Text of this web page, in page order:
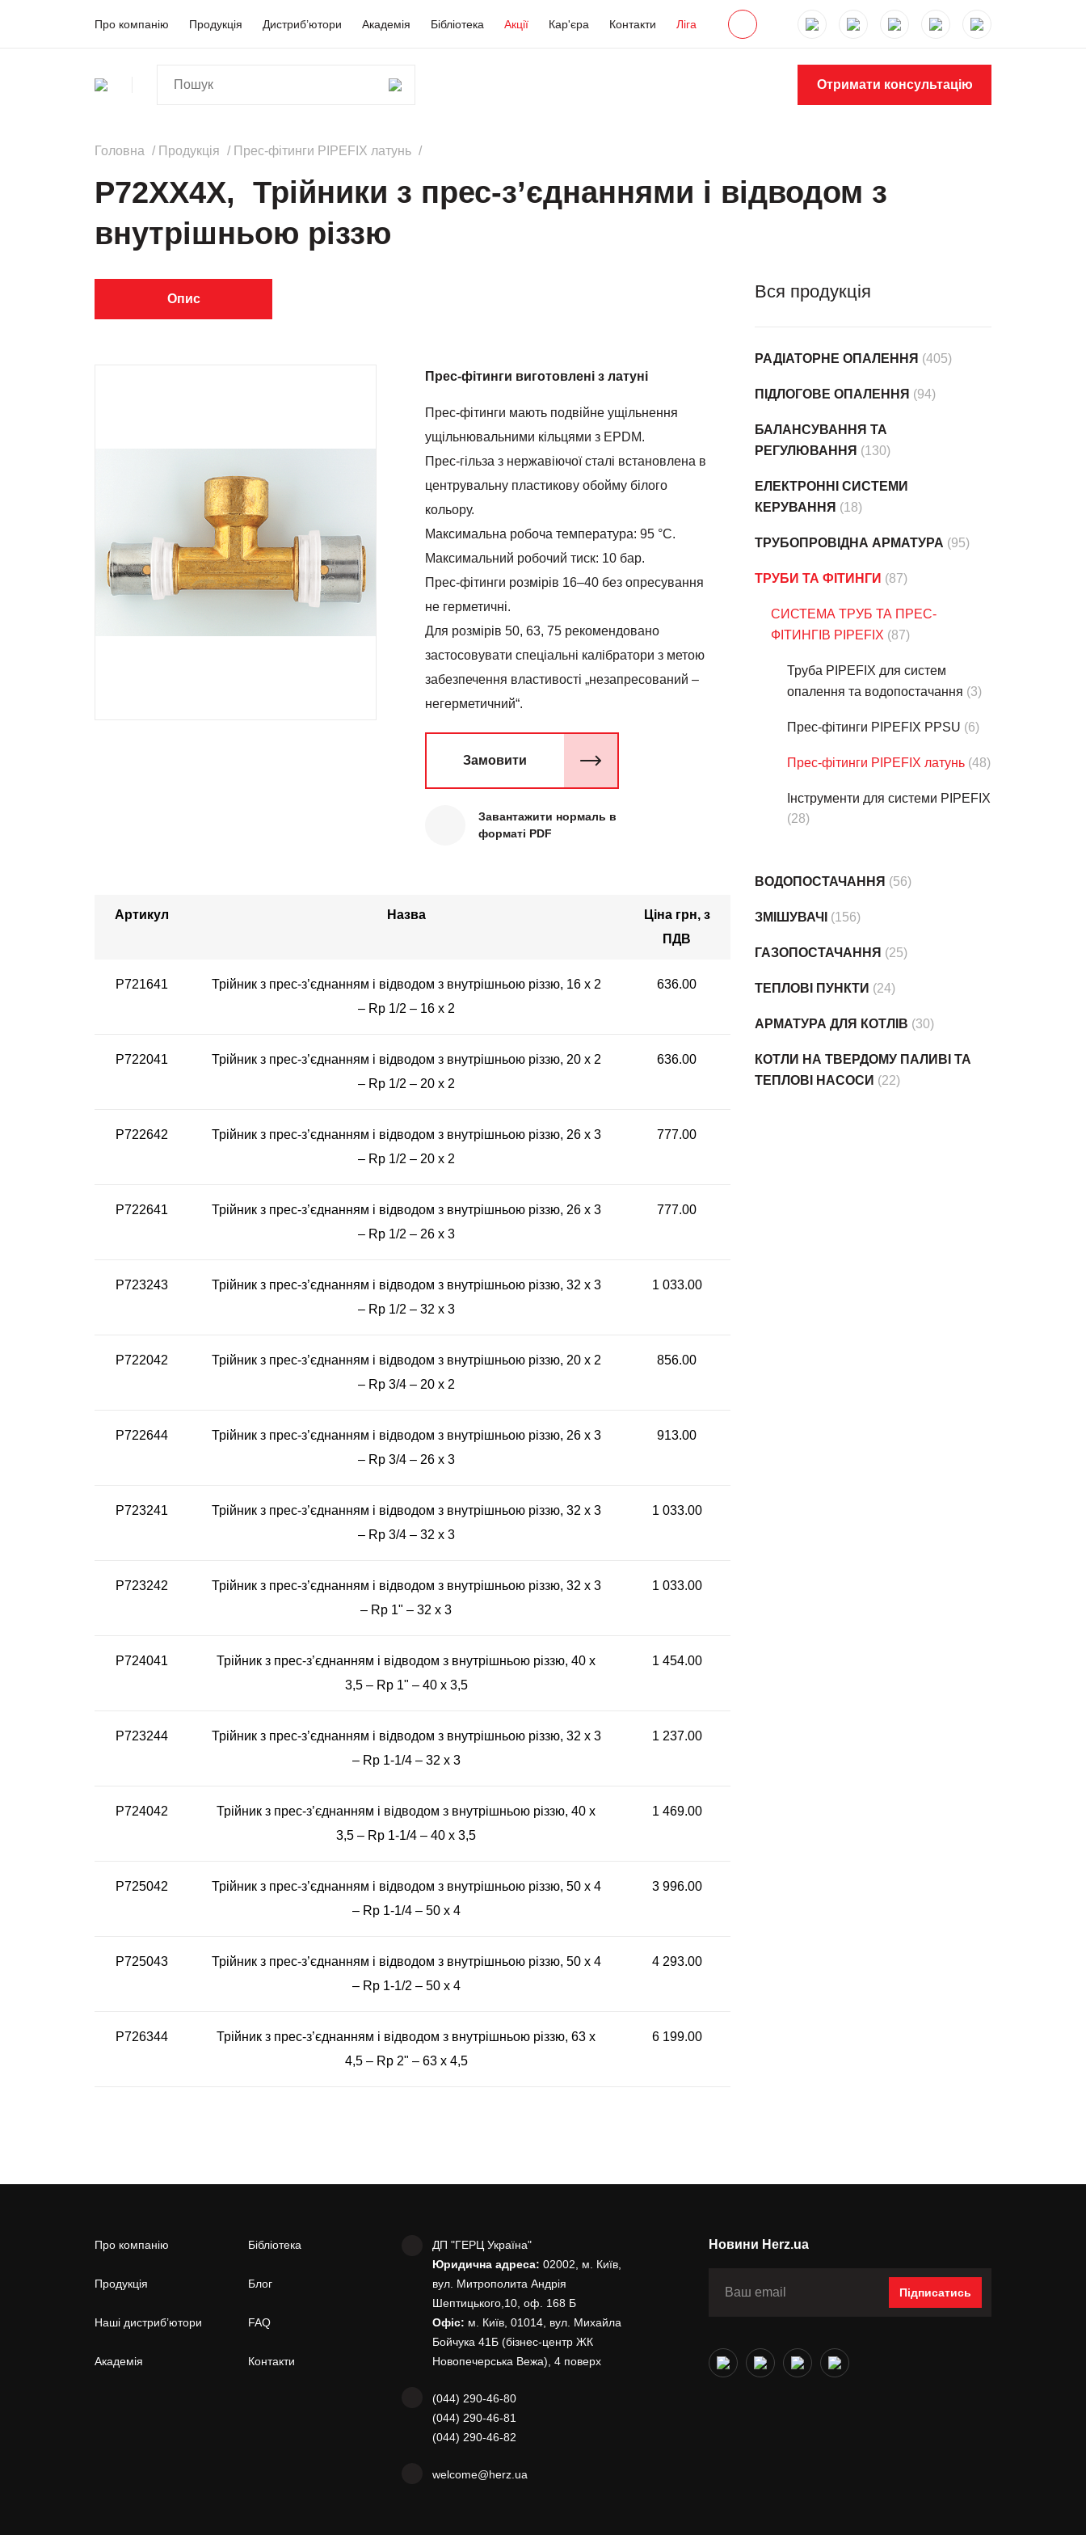
Про компанію Продукція Дистриб’ютори Академія Бібліотека Акції Кар'єра Контакти Ліга
Отримати консультацію
Головна Продукція Прес-фітинги PIPEFIX латунь
P72XX4X, Трійники з прес-з’єднаннями і відводом з
внутрішньою різзю
Опис
Прес-фітинги виготовлені з латуні
Прес-фітинги мають подвійне ущільнення
ущільнювальними кільцями з EPDM.
Прес-гільза з нержавіючої сталі встановлена в
центрувальну пластикову обойму білого
кольору.
Максимальна робоча температура: 95 °C.
Максимальний робочий тиск: 10 бар.
Прес-фітинги розмірів 16–40 без опресування
не герметичні.
Для розмірів 50, 63, 75 рекомендовано
застосовувати спеціальні калібратори з метою
забезпечення властивості „незапресований –
негерметичний“.
Замовити
Завантажити нормаль в
форматі PDF
Артикул Назва
Ціна грн, з
ПДВ
P721641
Трійник з прес-з’єднанням і відводом з внутрішньою різзю, 16 x 2
– Rp 1/2 – 16 x 2
636.00
P722041
Трійник з прес-з’єднанням і відводом з внутрішньою різзю, 20 x 2
– Rp 1/2 – 20 x 2
636.00
P722642
Трійник з прес-з’єднанням і відводом з внутрішньою різзю, 26 x 3
– Rp 1/2 – 20 x 2
777.00
P722641
Трійник з прес-з’єднанням і відводом з внутрішньою різзю, 26 x 3
– Rp 1/2 – 26 x 3
777.00
P723243
Трійник з прес-з’єднанням і відводом з внутрішньою різзю, 32 x 3
– Rp 1/2 – 32 x 3
1 033.00
P722042
Трійник з прес-з’єднанням і відводом з внутрішньою різзю, 20 x 2
– Rp 3/4 – 20 x 2
856.00
P722644
Трійник з прес-з’єднанням і відводом з внутрішньою різзю, 26 x 3
– Rp 3/4 – 26 x 3
913.00
P723241
Трійник з прес-з’єднанням і відводом з внутрішньою різзю, 32 x 3
– Rp 3/4 – 32 x 3
1 033.00
P723242
Трійник з прес-з’єднанням і відводом з внутрішньою різзю, 32 x 3
– Rp 1" – 32 x 3
1 033.00
P724041
Трійник з прес-з’єднанням і відводом з внутрішньою різзю, 40 x
3,5 – Rp 1" – 40 x 3,5
1 454.00
P723244
Трійник з прес-з’єднанням і відводом з внутрішньою різзю, 32 x 3
– Rp 1-1/4 – 32 x 3
1 237.00
P724042
Трійник з прес-з’єднанням і відводом з внутрішньою різзю, 40 x
3,5 – Rp 1-1/4 – 40 x 3,5
1 469.00
P725042
Трійник з прес-з’єднанням і відводом з внутрішньою різзю, 50 x 4
– Rp 1-1/4 – 50 x 4
3 996.00
P725043
Трійник з прес-з’єднанням і відводом з внутрішньою різзю, 50 x 4
– Rp 1-1/2 – 50 x 4
4 293.00
P726344
Трійник з прес-з’єднанням і відводом з внутрішньою різзю, 63 x
4,5 – Rp 2" – 63 x 4,5
6 199.00
Вся продукція
РАДІАТОРНЕ ОПАЛЕННЯ (405)
ПІДЛОГОВЕ ОПАЛЕННЯ (94)
БАЛАНСУВАННЯ ТА
РЕГУЛЮВАННЯ (130)
ЕЛЕКТРОННІ СИСТЕМИ
КЕРУВАННЯ (18)
ТРУБОПРОВІДНА АРМАТУРА (95)
ТРУБИ ТА ФІТИНГИ (87)
СИСТЕМА ТРУБ ТА ПРЕС-
ФІТИНГІВ PIPEFIX (87)
Труба PIPEFIX для систем
опалення та водопостачання (3)
Прес-фітинги PIPEFIX PPSU (6)
Прес-фітинги PIPEFIX латунь (48)
Інструменти для системи PIPEFIX
(28)
ВОДОПОСТАЧАННЯ (56)
ЗМІШУВАЧІ (156)
ГАЗОПОСТАЧАННЯ (25)
ТЕПЛОВІ ПУНКТИ (24)
АРМАТУРА ДЛЯ КОТЛІВ (30)
КОТЛИ НА ТВЕРДОМУ ПАЛИВІ ТА
ТЕПЛОВІ НАСОСИ (22)
Про компанію
Продукція
Наші дистриб’ютори
Академія
Бібліотека
Блог
FAQ
Контакти
ДП "ГЕРЦ Україна"
Юридична адреса: 02002, м. Київ,
вул. Митрополита Андрія
Шептицького,10, оф. 168 Б
Офіс: м. Київ, 01014, вул. Михайла
Бойчука 41Б (бізнес-центр ЖК
Новопечерська Вежа), 4 поверх
(044) 290-46-80
(044) 290-46-81
(044) 290-46-82
welcome@herz.ua
Новини Herz.ua
Підписатись